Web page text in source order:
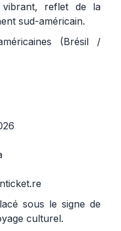
vibrant, reflet de la
sud-américain.
(Brésil /
sous le signe de
culturel.